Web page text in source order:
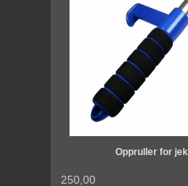
Oppruller for
250,00